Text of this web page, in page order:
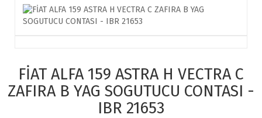
FİAT ALFA 159 ASTRA H VECTRA C
ZAFIRA B YAG SOGUTUCU CONTASI -
IBR 21653